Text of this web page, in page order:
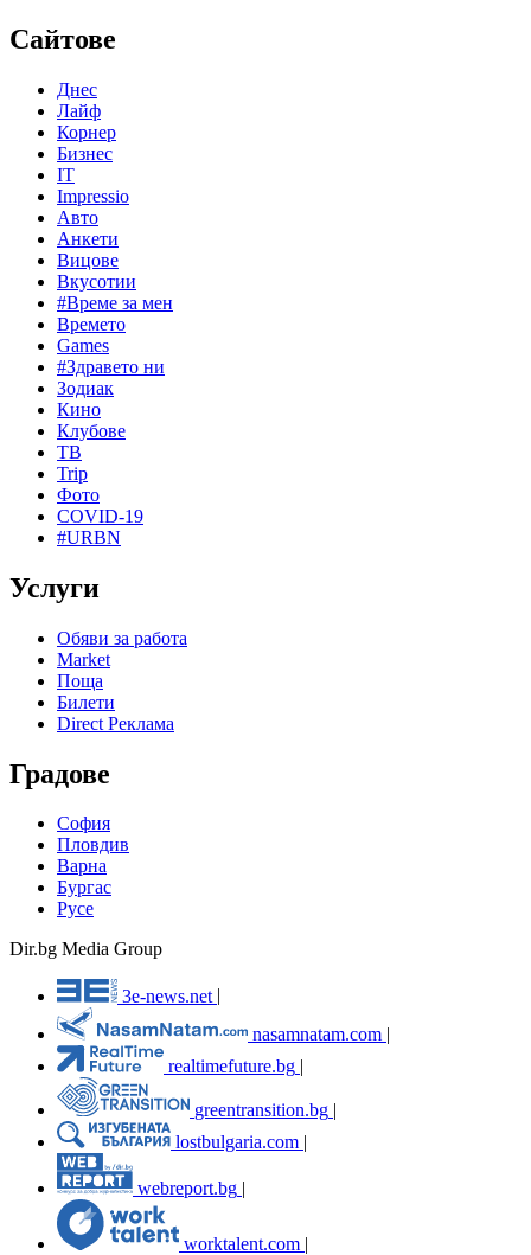
Сайтове
Днес
Лайф
Корнер
Бизнес
IT
Impressio
Авто
Анкети
Вицове
Вкусотии
#Време за мен
Времето
Games
#Здравето ни
Зодиак
Кино
Клубове
ТВ
Trip
Фото
COVID-19
#URBN
Услуги
Обяви за работа
Market
Поща
Билети
Direct Реклама
Градове
София
Пловдив
Варна
Бургас
Русе
Dir.bg Media Group
3e-news.net
nasamnatam.com |
realtimefuture.bg |
greentransition.bg |
lostbulgaria.com |
webreport.bg
worktalent.com |